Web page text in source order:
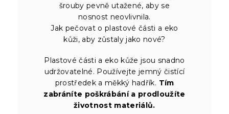
šrouby pevně utažené, aby se
nosnost neovlivnila.
Jak pečovat o plastové části a eko
kůži, aby zůstaly jako nové?
Plastové části a eko kůže jsou snadno
udržovatelné. Používejte jemný čistící
prostředek a měkký hadřík. Tím
zabráníte poškrábání a prodloužíte
životnost materiálů.